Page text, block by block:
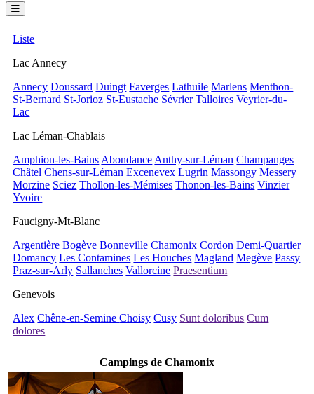
Liste
Lac Annecy
Annecy Doussard Duingt Faverges Lathuile Marlens Menthon-
St-Bernard St-Jorioz St-Eustache Sévrier Talloires Veyrier-du-
Lac
Lac Léman-Chablais
Amphion-les-Bains Abondance Anthy-sur-Léman Champanges
Châtel Chens-sur-Léman Excenevex LugrinMassongy Messery
Morzine Sciez Thollon-les-Mémises Thonon-les-Bains Vinzier
Yvoire
Faucigny-Mt-Blanc
Argentière Bogève Bonneville Chamonix Cordon Demi-Quartier
Domancy Les Contamines Les Houches Magland Megève Passy
Praz-sur-Arly Sallanches Vallorcine Praesentium
Genevois
Alex Chêne-en-SemineChoisy Cusy Sunt doloribus Cum
dolores
Campings de Chamonix